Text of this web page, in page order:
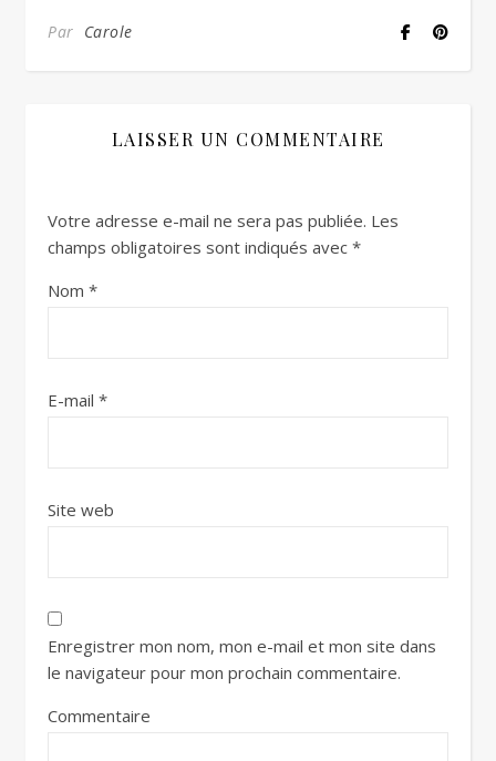
Par Carole
LAISSER UN COMMENTAIRE
Votre adresse e-mail ne sera pas publiée. Les
champs obligatoires sont indiqués avec *
Nom *
E-mail *
Site web
Enregistrer mon nom, mon e-mail et mon site dans
le navigateur pour mon prochain commentaire.
Commentaire